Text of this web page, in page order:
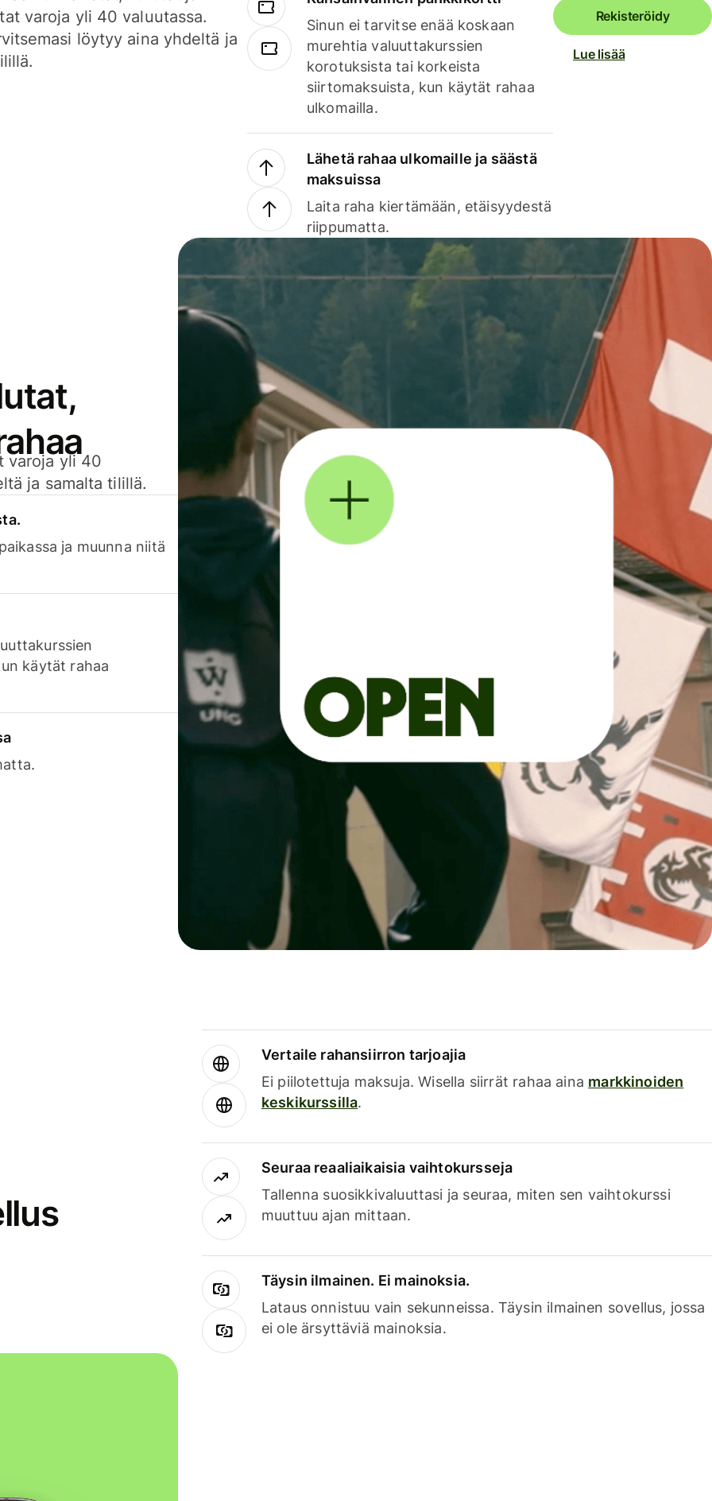
varoja yli 40 valuutassa.
löytyy aina yhdeltä ja
Sinun ei tarvitse enää koskaan
murehtia valuuttakurssien
korotuksista tai korkeista
siirtomaksuista, kun käytät rahaa
ulkomailla.
Lähetä rahaa ulkomaille ja säästä
maksuissa
Laita raha kiertämään, etäisyydestä
riippumatta.
Rekisteröidy
Lue lisää
varoja yli 40
ja samalta tilillä.
ja muunna niitä
käytät rahaa
Vertaile rahansiirron tarjoajia
Ei piilotettuja maksuja. Wisella siirrät rahaa aina markkinoiden
keskikurssilla.
Seuraa reaaliaikaisia vaihtokursseja
Tallenna suosikkivaluuttasi ja seuraa, miten sen vaihtokurssi
muuttuu ajan mittaan.
Täysin ilmainen. Ei mainoksia.
Lataus onnistuu vain sekunneissa. Täysin ilmainen sovellus, jossa
ei ole ärsyttäviä mainoksia.